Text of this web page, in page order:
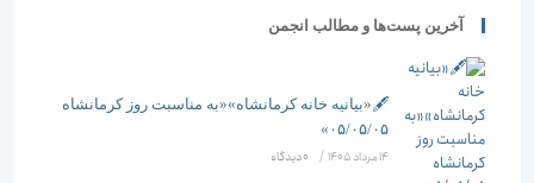
آخرین پست‌ها و مطالب انجمن
🖋️«بیانیه خانه کرمانشاه»«به مناسبت روز کرمانشاه
۰۵/۰۵/۰۵»
14 مرداد 1405 / ۰ دیدگاه